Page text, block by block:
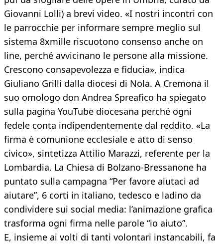
Giovanni Lolli) a brevi video. «I nostri incontri con
le parrocchie per informare sempre meglio sul
sistema 8xmille riscuotono consenso anche on
line, perché avvicinano le persone alla missione.
Crescono consapevolezza e fiducia», indica
Giuliano Grilli dalla diocesi di Nola. A Cremona il
suo omologo don Andrea Spreafico ha spiegato
sulla pagina YouTube diocesana perché ogni
fedele conta indipendentemente dal reddito. «La
firma è comunione ecclesiale e atto di senso
civico», sintetizza Attilio Marazzi, referente per la
Lombardia. La Chiesa di Bolzano-Bressanone ha
puntato sulla campagna “Per favore aiutaci ad
aiutare”, 6 corti in italiano, tedesco e ladino da
condividere sui social media: l’animazione grafica
trasforma ogni firma nelle parole “io aiuto”.
E, insieme ai volti di tanti volontari instancabili, fa